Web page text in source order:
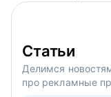
Статьи
Делимся
про рекламные